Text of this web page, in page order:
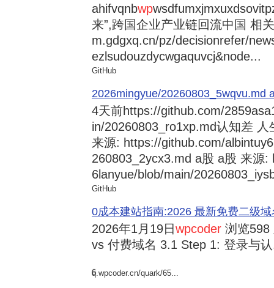
ahifvqnbwp
来”,跨国企业产业链回流中国 相
m.gdgxq.cn/pz/decisionrefer/
ezlsudouzdycwgaquvcj&node...
GitHub
2026mingyue/20260803_5wqvu.md
4天前https://github.com/
in/20260803_ro1xp.md认知差
来源: https://github.com/
260803_2ycx3.md a股 a股 来源
6lanyue/blob/main/
GitHub
0成本建站指南:2026 最新免费二级
2026年1月19日wpcoder 浏览598
vs 付费域名 3.1 Step 1: 登录与
6
q.wpcoder.cn/quark/65...